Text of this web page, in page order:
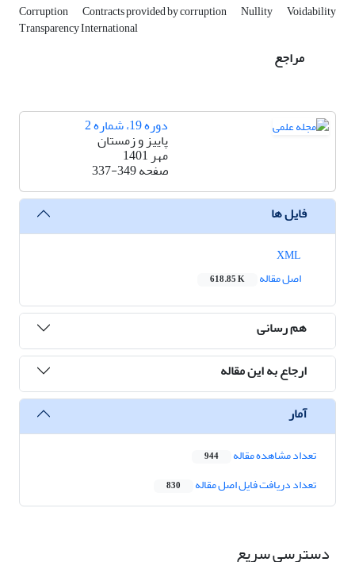
Corruption Contracts provided by corruption Nullity Voidability
Transparency International
مراجع
دوره 19، شماره 2
پاییز و زمستان
مهر 1401
صفحه337-349
فایل ها
اصل مقاله
618.85 K
هم رسانی
ارجاع به این مقاله
آمار
تعداد مشاهده مقاله 944
تعداد دریافت فایل اصل مقاله 830
دسترسی سریع